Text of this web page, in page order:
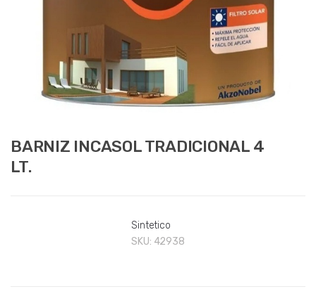
BARNIZ INCASOL TRADICIONAL 4
LT.
Sintetico
SKU: 42938